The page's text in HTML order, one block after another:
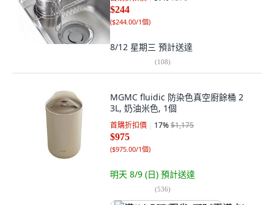
$244
($244.00/1個)
8/12 星期三 預計送達
(108)
MGMC fluidic 防染色真空廚餘桶 2
3L, 奶油米色, 1個
首購折扣價 17%$1,175
$975
($975.00/1個)
明天 8/9 (日) 預計送達
(536)